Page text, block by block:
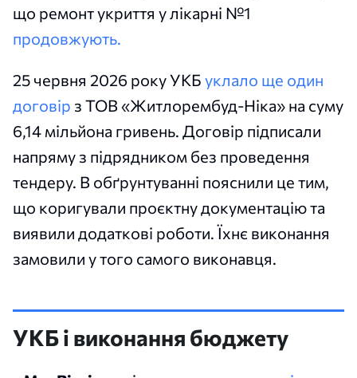
що ремонт укриття у лікарні №1
продовжують.
25 червня 2026 року УКБ уклало ще один
договір з ТОВ «Житлорембуд-Ніка» на суму
6,14 мільйона гривень. Договір підписали
напряму з підрядником без проведення
тендеру. В обґрунтуванні пояснили це тим,
що коригували проєктну документацію та
виявили додаткові роботи. Їхнє виконання
замовили у того самого виконавця.
УКБ і виконання бюджету